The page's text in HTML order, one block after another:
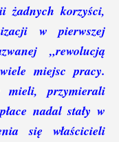
żadnych korzyści,
w pierwszej
„rewolucją
miejsc pracy.
przymierali
nadal stały w
się właścicieli